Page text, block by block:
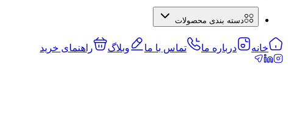
دسته بندی محصولات
خانه درباره ما تماس با ما وبلاگ راهنمای خرید